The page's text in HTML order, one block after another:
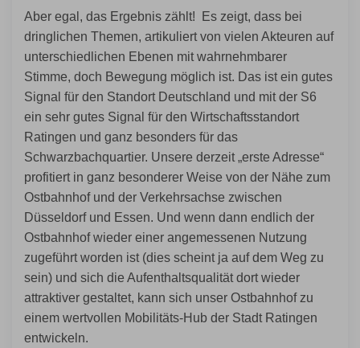
Aber egal, das Ergebnis zählt! Es zeigt, dass bei
dringlichen Themen, artikuliert von vielen Akteuren auf
unterschiedlichen Ebenen mit wahrnehmbarer
Stimme, doch Bewegung möglich ist. Das ist ein gutes
Signal für den Standort Deutschland und mit der S6
ein sehr gutes Signal für den Wirtschaftsstandort
Ratingen und ganz besonders für das
Schwarzbachquartier. Unsere derzeit „erste Adresse“
profitiert in ganz besonderer Weise von der Nähe zum
Ostbahnhof und der Verkehrsachse zwischen
Düsseldorf und Essen. Und wenn dann endlich der
Ostbahnhof wieder einer angemessenen Nutzung
zugeführt worden ist (dies scheint ja auf dem Weg zu
sein) und sich die Aufenthaltsqualität dort wieder
attraktiver gestaltet, kann sich unser Ostbahnhof zu
einem wertvollen Mobilitäts-Hub der Stadt Ratingen
entwickeln.